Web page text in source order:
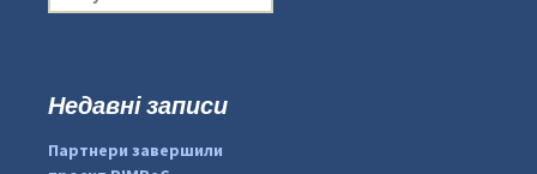
о
:Недавні записи
Партнери завершили